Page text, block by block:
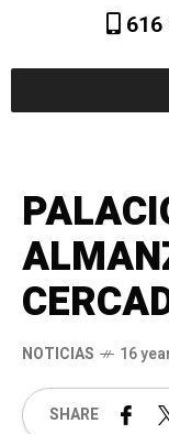
616
NOTICIAS 16
SHARE